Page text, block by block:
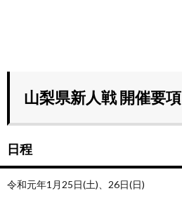
山梨県新人戦 開催要項
日程
令和元年1月25日(土)、26日(日)